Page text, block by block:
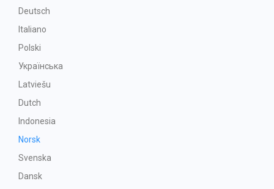
Deutsch
Italiano
Polski
Українська
Latviešu
Dutch
Indonesia
Norsk
Svenska
Dansk